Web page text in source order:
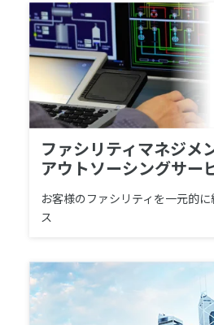
ファシリティマネジメ
アウトソーシングサー
お客様のファシリティを一元的
ス